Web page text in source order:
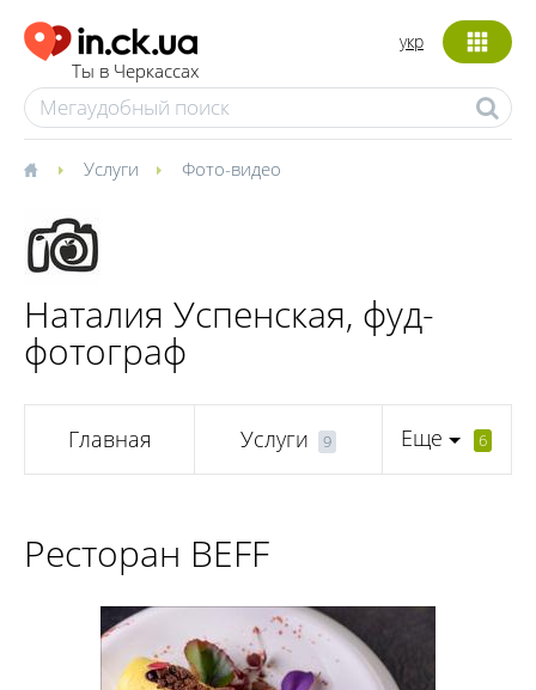
Ты в Черкассах
укр
Услуги Фото-видео
Наталия Успенская, фуд-
фотограф
Главная Услуги 9 Еще 6
Ресторан BEFF